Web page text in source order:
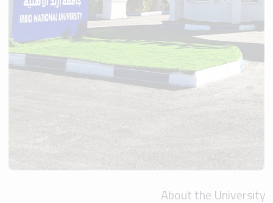
About the University